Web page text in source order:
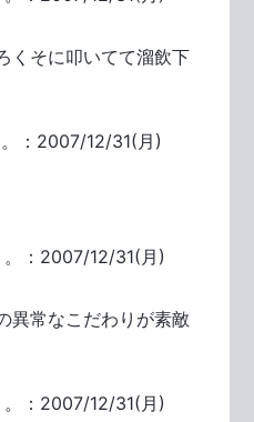
くそに叩いてて溜飲下
：2007/12/31(月)
：2007/12/31(月)
異常なこだわりが素敵
：2007/12/31(月)